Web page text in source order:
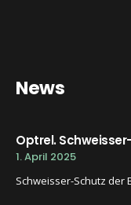
News
Optrel.
1. April 2025
Schweisser-Schutz der